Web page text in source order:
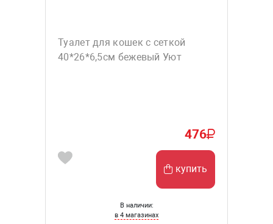
Туалет для кошек с сеткой
40*26*6,5см бежевый Уют
476
купить
В наличии:
в 4 магазинах